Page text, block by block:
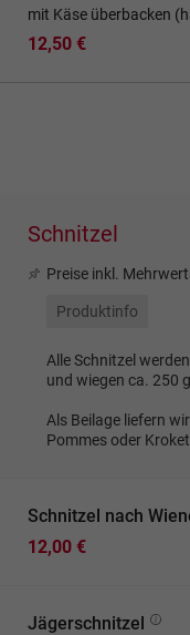
mit Käse überbacken
12,50 €
Schnitzel
Preise inkl.
Produktinfo
Alle Schnitzel
und wiegen ca. 250
Als Beilage liefern
Pommes oder
Schnitzel nach
12,00 €
Jägerschnitzel